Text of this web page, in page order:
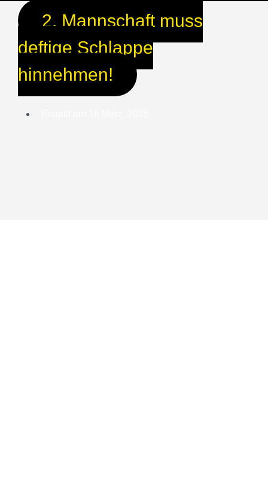
2. Mannschaft muss
deftige Schlappe
hinnehmen!